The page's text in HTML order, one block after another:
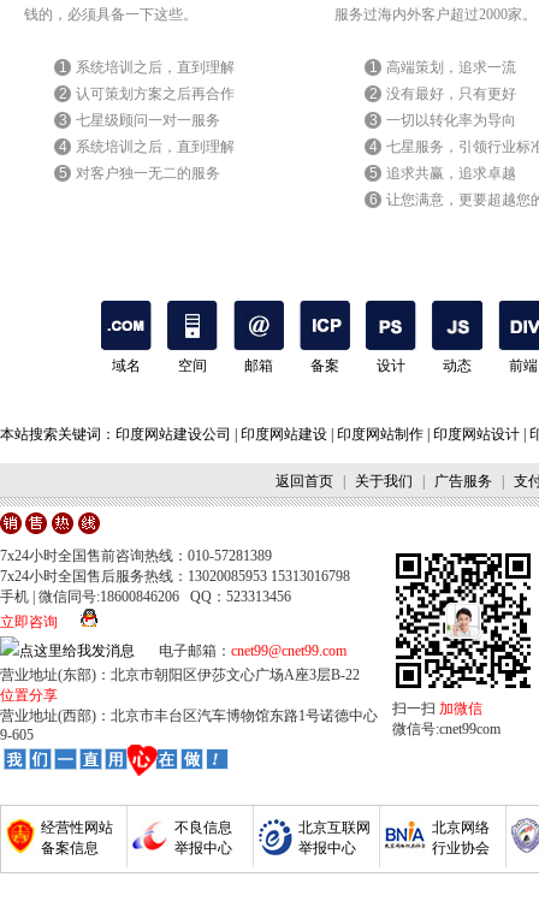
钱的，必须具备一下这些。
1
系统培训之后，直到理解
2 认可策划方案之后再合作
3 七星级顾问一对一服务
4
系统培训之后，直到理解
5 对客户独一无二的服务
服务过海内外客户超过2000家。
1 高端策划，追求一流
2 没有最好，只有更好
3 一切以转化率为导向
4 七星服务，引领行业标
5 追求共赢，追求卓越
6 让您满意，更要超越您
域名 空间 邮箱 备案 设计 动态 前端
本站搜索关键词： 印度网站建设公司 印度网站建设 印度网站制作 印度网站设计
返回首页 关于我们 广告服务 支
7x24小时全国售前咨询热线：010-57281389
7x24小时全国售后服务热线：13020085953 15313016798
手机 | 微信同号:18600846206 QQ：523313456
立即咨询
电子邮箱： cnet99@cnet99.com
营业地址(东部)：北京市朝阳区伊莎文心广场A座3层B-22
位置分享
营业地址(西部)：北京市丰台区汽车博物馆东路1号诺德中心
9-605
扫一扫 加微信
微信号:cnet99com
经营性网站
备案信息
不良信息
举报中心
北京互联网
举报中心
北京网络
行业协会